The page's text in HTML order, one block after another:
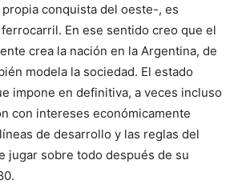
conquista del oeste-, es
En ese sentido creo que el
crea la nación en la Argentina, de
modela la sociedad. El estado
impone en definitiva, a veces incluso
con intereses económicamente
de desarrollo y las reglas del
jugar sobre todo después de su